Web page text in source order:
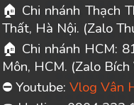
🏠 Chi nhánh Thạch
Thất, Hà Nội. (Zalo
🏠 Chi nhánh HCM:
Môn, HCM. (Zalo
⛔ Youtube: Vlog Vân